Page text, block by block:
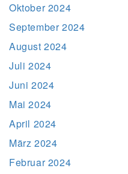
Oktober 2024
September 2024
August 2024
Juli 2024
Juni 2024
Mai 2024
April 2024
März 2024
Februar 2024